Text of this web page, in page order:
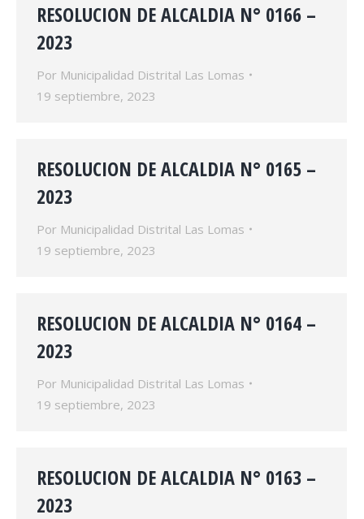
RESOLUCION DE ALCALDIA N° 0166 –
2023
Por Municipalidad Distrital Las Lomas
19 septiembre, 2023
RESOLUCION DE ALCALDIA N° 0165 –
2023
Por Municipalidad Distrital Las Lomas
19 septiembre, 2023
RESOLUCION DE ALCALDIA N° 0164 –
2023
Por Municipalidad Distrital Las Lomas
19 septiembre, 2023
RESOLUCION DE ALCALDIA N° 0163 –
2023